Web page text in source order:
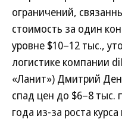
ограничений,
стоимость за один
уровне $10–12 тыс.,
логистике компании
«Ланит») Дмитрий
спад цен до $6–8 тыс.
года из-за роста